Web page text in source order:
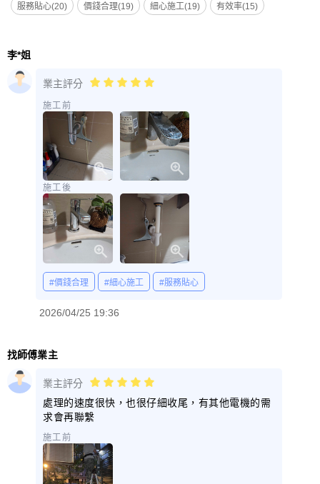
服務貼心(20) 價錢合理(19) 細心施工(19) 有效率(15)
李*姐
業主評分
施工前
施工後
#價錢合理 #細心施工 #服務貼心
2026/04/25 19:36
找師傅業主
業主評分
處理的速度很快，也很仔細收尾，有其他電機的需
求會再聯繫
施工前